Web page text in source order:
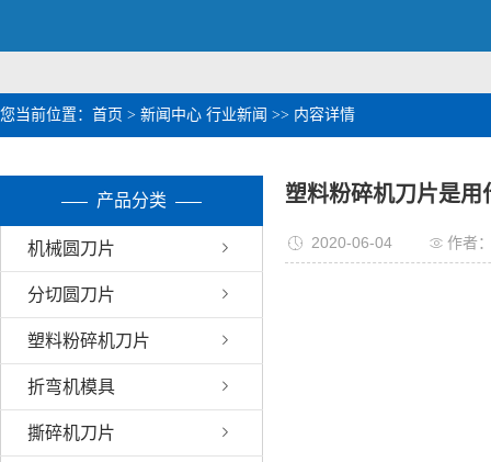
您当前位置： 首页 > 新闻中心 行业新闻 >> 内容详情
产品分类
机械圆刀片
分切圆刀片
塑料粉碎机刀片
折弯机模具
撕碎机刀片
塑料粉碎机刀片是用
2020-06-04 作者